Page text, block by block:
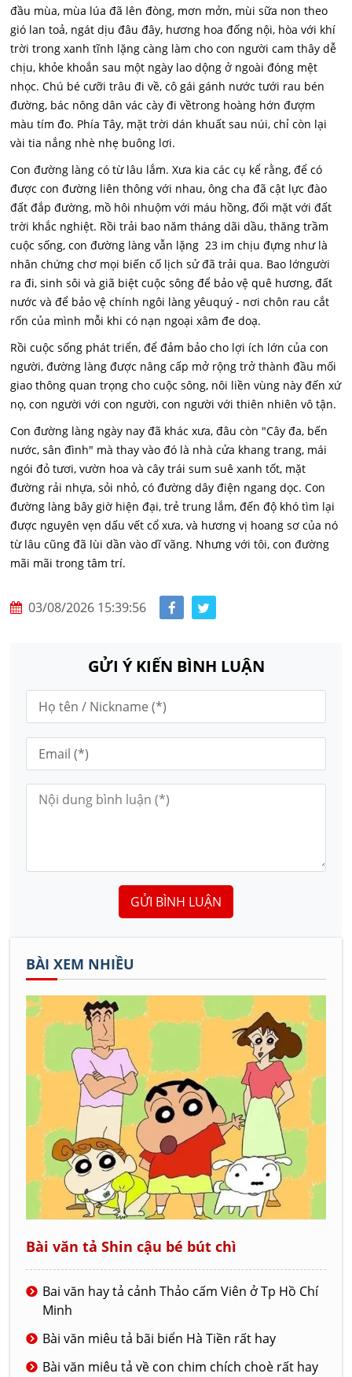
đầu mùa, mùa lúa đã lên đòng, mơn mởn, mùi sữa non theo
gió lan toả, ngát dịu đâu đây, hương hoa đống nội, hòa với khí
trời trong xanh tĩnh lặng càng làm cho con người cam thây dễ
chịu, khỏe khoắn sau một ngày lao dộng ở ngoài đóng mệt
nhọc. Chú bé cưỡi trâu đi về, cô gái gánh nước tưới rau bén
đường, bác nông dân vác cày đi vềtrong hoàng hớn đượm
màu tím đo. Phía Tây, mặt trời dán khuất sau núi, chỉ còn lại
vài tia nắng nhè nhẹ buông lơi.
Con đường làng có từ lâu lắm. Xưa kia các cụ kể rằng, để có
được con đường liên thông với nhau, ông cha đã cật lực đào
đất đắp đường, mồ hôi nhuộm với máu hồng, đối mặt với đất
trời khắc nghiệt. Rồi trải bao năm tháng dãi dầu, thăng trầm
cuộc sống, con đường làng vẫn lặng 23 im chịu đựng như là
nhân chứng chơ mọi biến cố lịch sử đã trải qua. Bao lớngười
ra đi, sinh sôi và giã biệt cuộc sông để bảo vệ quê hương, đất
nước và để bảo vệ chính ngôi làng yêuquý - nơi chôn rau cắt
rốn của mình mỗi khi có nạn ngoại xâm đe doạ.
Rồi cuộc sống phát triển, để đảm bảo cho lợi ích lớn của con
người, đường làng được nâng cấp mở rộng trở thành đầu mối
giao thông quan trọng cho cuộc sông, nôi liền vùng này đến xứ
nọ, con người với con người, con người với thiên nhiên vô tận.
Con đường làng ngày nay đã khác xưa, đâu còn "Cây đa, bến
nước, sân đình" mà thay vào đó là nhà cửa khang trang, mái
ngói đỏ tươi, vườn hoa và cây trái sum suê xanh tốt, mặt
đường rải nhựa, sỏi nhỏ, có đường dây điện ngang dọc. Con
đường làng bây giờ hiện đại, trẻ trung lắm, đến độ khó tìm lại
được nguyên vẹn dấu vết cổ xưa, và hương vị hoang sơ của nó
từ lâu cũng đã lùi dần vào dĩ vãng. Nhưng với tôi, con đường
mãi mãi trong tâm trí.
03/08/2026 15:39:56
GỬI Ý KIẾN BÌNH LUẬN
GỬI BÌNH LUẬN
BÀI XEM NHIỀU
Bài văn tả Shin cậu bé bút chì
Bai văn hay tả cảnh Thảo cấm Viên ở Tp Hồ Chí
Minh
Bài văn miêu tả bãi biển Hà Tiền rất hay
Bài văn miêu tả về con chim chích choè rất hay